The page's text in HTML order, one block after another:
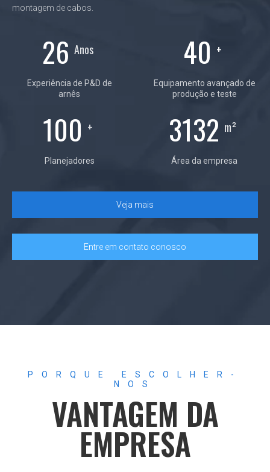
montagem de cabos.
26 Anos
Experiência de P&D de
arnês
40 +
Equipamento avançado de
produção e teste
100 +
Planejadores
4600 m²
Área da empresa
Veja mais
Entre em contato conosco
PORQUE ESCOLHER-
NOS
VANTAGEM DA
EMPRESA